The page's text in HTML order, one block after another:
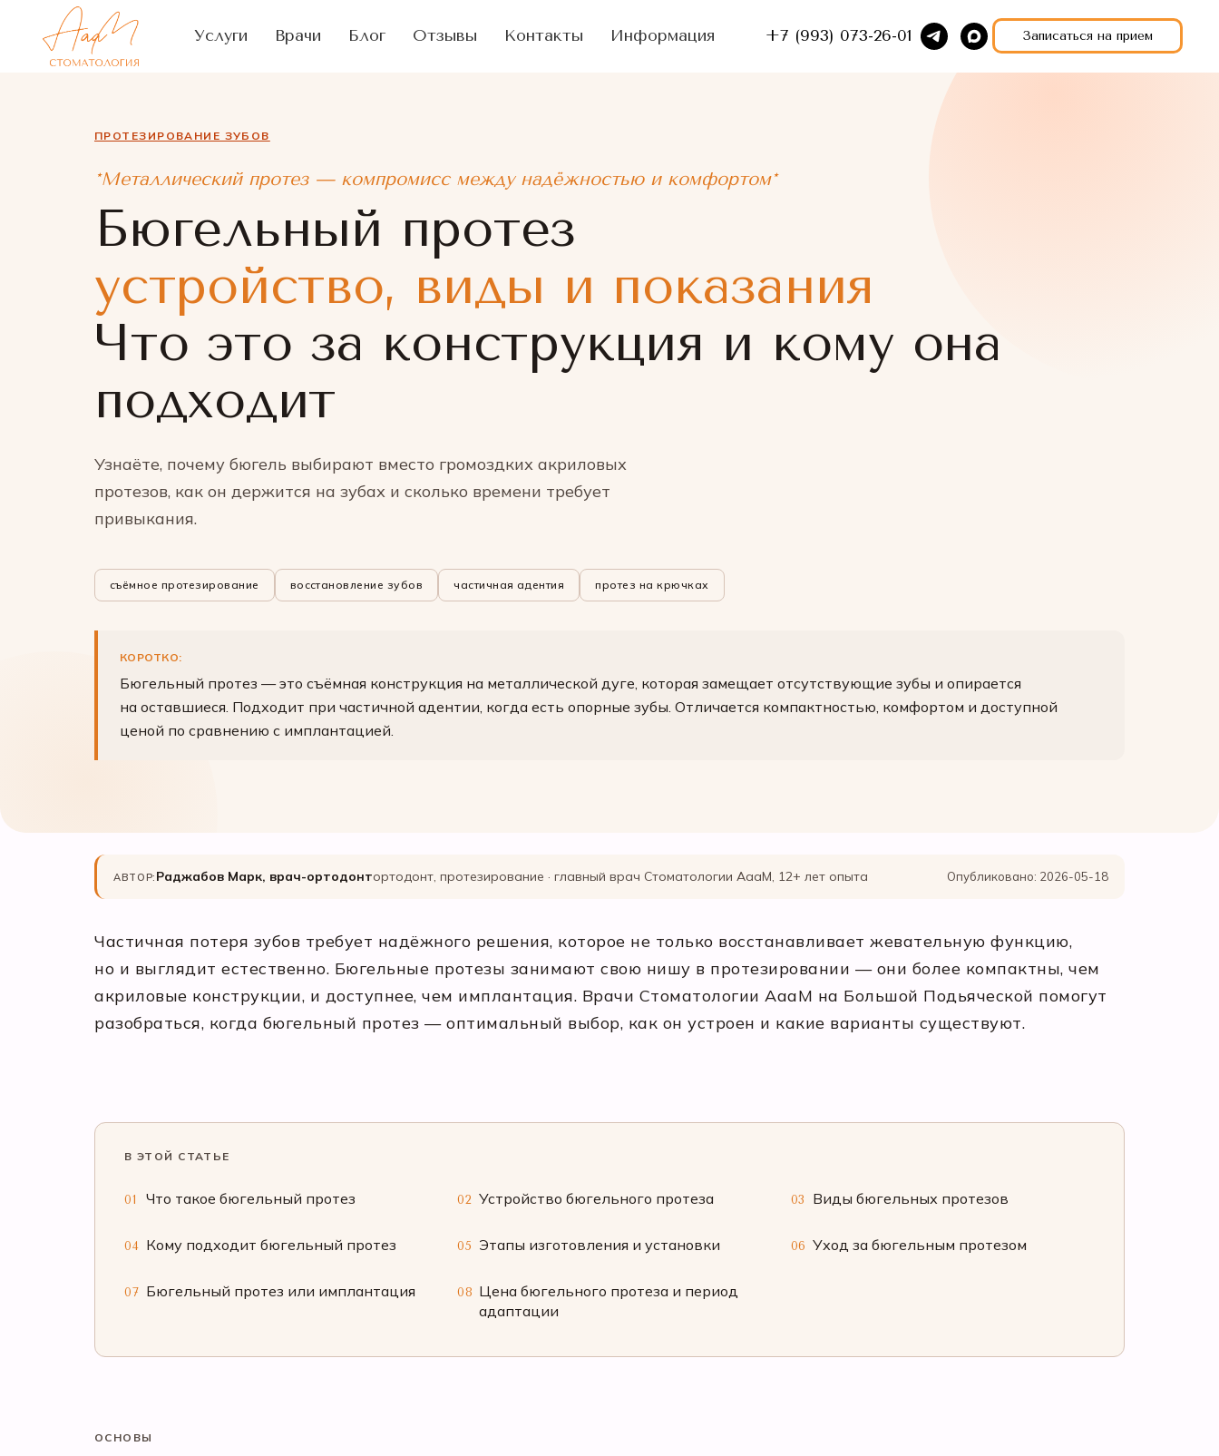
Услуги Врачи Блог Отзывы Контакты Информация +7 (993) 073-26-01 Записаться на прием
ПРОТЕЗИРОВАНИЕ ЗУБОВ
*Металлический протез — компромисс между надёжностью и комфортом*
Бюгельный протез
устройство, виды и показания
Что это за конструкция и кому она
подходит
Узнаёте, почему бюгель выбирают вместо громоздких акриловых
протезов, как он держится на зубах и сколько времени требует
привыкания.
съёмное протезирование восстановление зубов частичная адентия протез на крючках
КОРОТКО:
Бюгельный протез — это съёмная конструкция на металлической дуге, которая замещает отсутствующие зубы и опирается
на оставшиеся. Подходит при частичной адентии, когда есть опорные зубы. Отличается компактностью, комфортом и доступной
ценой по сравнению с имплантацией.
АВТОР: Раджабов Марк, врач-ортодонтортодонт, протезирование · главный врач Стоматологии АааМ, 12+ лет опыта Опубликовано: 2026-05-18
Частичная потеря зубов требует надёжного решения, которое не только восстанавливает жевательную функцию,
но и выглядит естественно. Бюгельные протезы занимают свою нишу в протезировании — они более компактны, чем
акриловые конструкции, и доступнее, чем имплантация. Врачи Стоматологии АааМ на Большой Подьяческой помогут
разобраться, когда бюгельный протез — оптимальный выбор, как он устроен и какие варианты существуют.
В ЭТОЙ СТАТЬЕ
01 Что такое бюгельный протез 02 Устройство бюгельного протеза 03 Виды бюгельных протезов
04 Кому подходит бюгельный протез 05 Этапы изготовления и установки 06 Уход за бюгельным протезом
07 Бюгельный протез или имплантация 08 Цена бюгельного протеза и период
адаптации
ОСНОВЫ